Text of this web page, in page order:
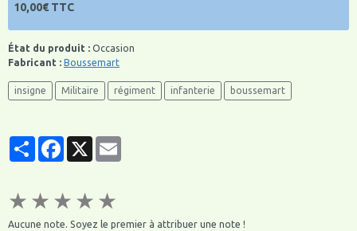
10,00€ TTC
État du produit : Occasion
Fabricant : Boussemart
insigne Militaire régiment infanterie boussemart
PartagerFacebook
★ ★ ★ ★ ★
Aucune note. Soyez le premier à attribuer une note !